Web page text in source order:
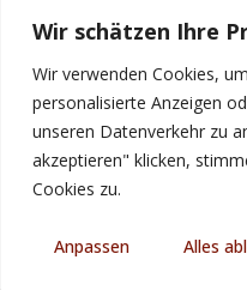
Wir schätzen Ihre
Wir verwenden Cookies,
personalisierte Anzeigen
unseren Datenverkehr zu
akzeptieren" klicken,
Cookies zu.
Anpassen Alles
© Malaj
Eine
Impressum